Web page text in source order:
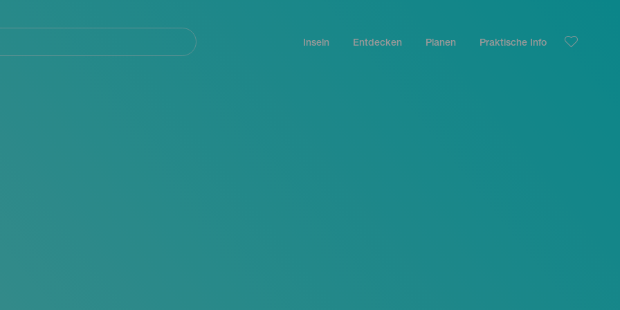
Inseln Entdecken Planen Praktische Info